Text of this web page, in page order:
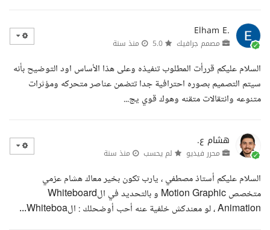
Elham E.
مصمم جرافيك منذ سنة
السلام عليكم قررأت المطلوب تنفيذه وعلى هذا الأساس اود التوضيح بأنه
سيتم التصميم بصوره احترافية جدا تتضمن عناصر متحركه ومؤثرات
متنوعه وانتقالات متقنه وهوك قوي يج...
هشام ع.
محرر فيديو لم يحسب منذ سنة
السلام عليكم أستاذ مصطفي ، يارب تكون بخير معاك هشام عزمي
متخصص Motion Graphic و بالتحديد في الWhiteboard
Animation ، لو معندكش خلفية عنه أحب أوضحلك : الWhiteboa...